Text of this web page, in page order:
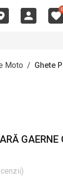
0
Moto / Ghete
GAERNE
)